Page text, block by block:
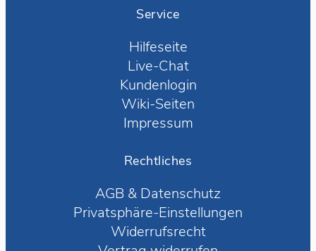
Service
Hilfeseite
Live-Chat
Kundenlogin
Wiki-Seiten
Impressum
Rechtliches
AGB & Datenschutz
Privatsphäre-Einstellungen
Widerrufsrecht